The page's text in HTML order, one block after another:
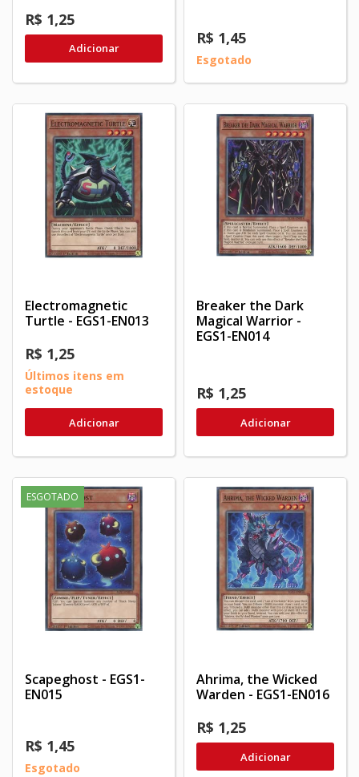
R$ 1,25
Adicionar
R$ 1,45
Esgotado
Electromagnetic
Turtle - EGS1-EN013
R$ 1,25
Últimos itens em
estoque
Adicionar
Breaker the Dark
Magical Warrior -
EGS1-EN014
R$ 1,25
Adicionar
ESGOTADO
Scapeghost - EGS1-
EN015
R$ 1,45
Esgotado
Ahrima, the Wicked
Warden - EGS1-EN016
R$ 1,25
Adicionar